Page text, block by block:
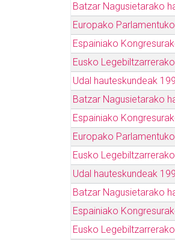
Batzar Nagusietarako
Europako
Espainiako
Eusko
Udal hauteskundeak
Batzar Nagusietarako
Espainiako
Europako
Eusko
Udal hauteskundeak
Batzar Nagusietarako
Espainiako
Eusko